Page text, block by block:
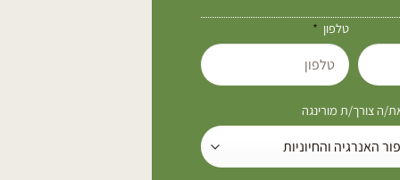
טלפון
ה צורך/ת מורינגה